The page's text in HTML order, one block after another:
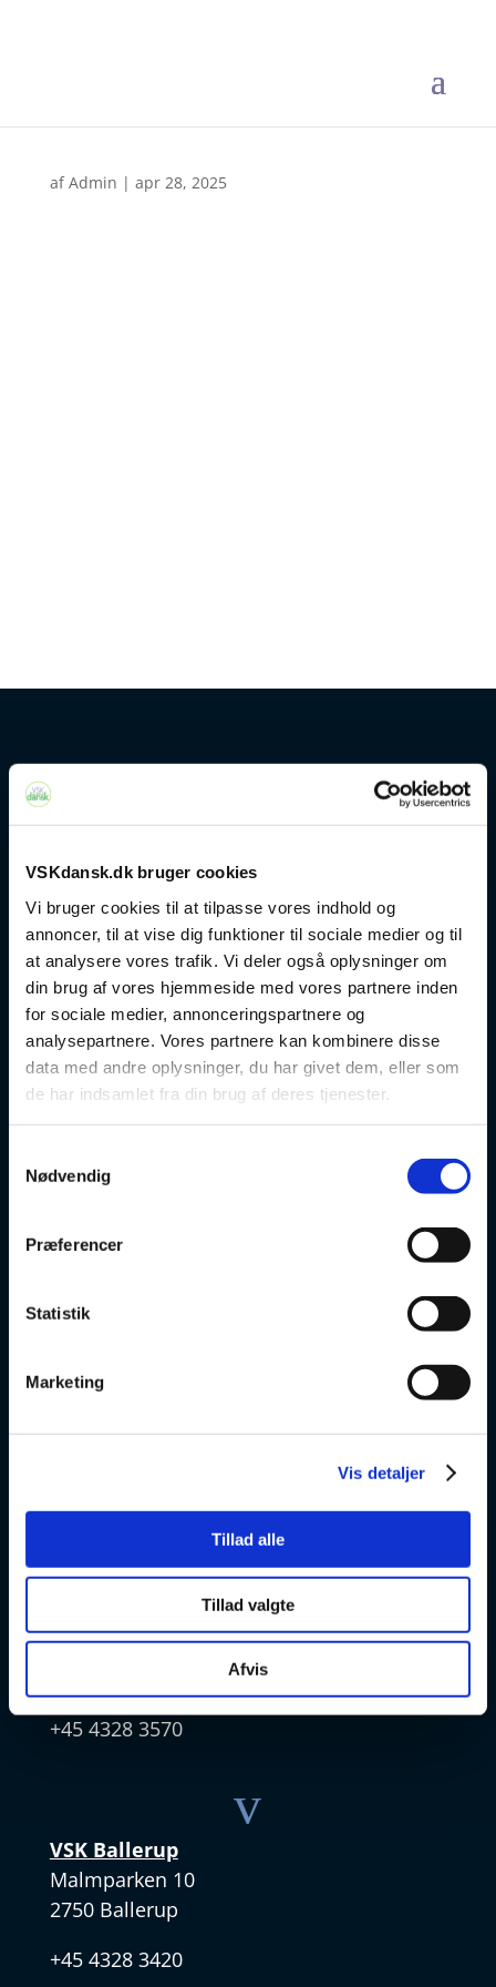
VSKdansk.dk bruger cookies
Vi bruger cookies til at tilpasse vores indhold og
annoncer, til at vise dig funktioner til sociale medier og til
at analysere vores trafik. Vi deler også oplysninger om
din brug af vores hjemmeside med vores partnere inden
for sociale medier, annonceringspartnere og
analysepartnere. Vores partnere kan kombinere disse
data med andre oplysninger, du har givet dem, eller som
de har indsamlet fra din brug af deres tjenester.
Nødvendig
Præferencer
Statistik
Marketing
Vis detaljer
Tillad alle
Tillad valgte
Afvis
afAdmin | apr 28, 2025
Kontakt
sprogcenter@brondby.dk
VSK Corporate
Danskuddannelse
FVU
Om os
VSK Glostrup
v
Skøjtevej 27
+45 4328 3570
v
VSK Ballerup
Malmparken 10
2750 Ballerup
+45 4328 3420